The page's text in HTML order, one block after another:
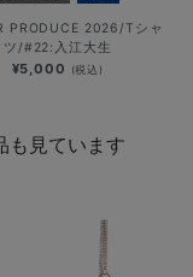
PRODUCE 2026/Tシャ
ツ/#22:入江大生
¥5,000 (税込)
も見ています